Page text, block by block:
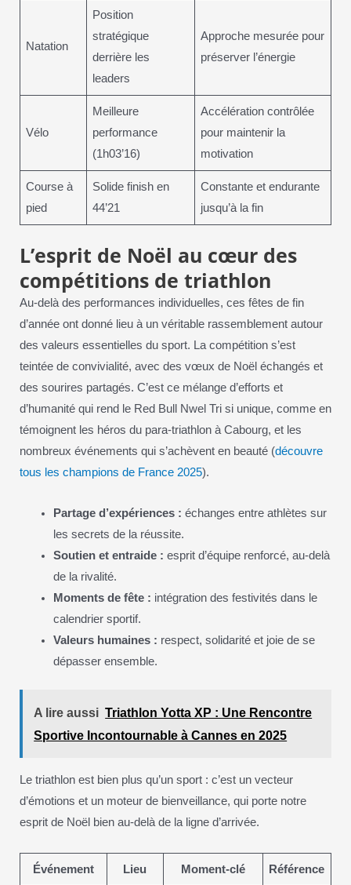
Natation
Position
stratégique
derrière les
leaders
Approche mesurée pour
préserver l’énergie
Vélo
Meilleure
performance
(1h03’16)
Accélération contrôlée
pour maintenir la
motivation
Course à
pied
Solide finish en
44’21
Constante et endurante
jusqu’à la fin
L’esprit de Noël au cœur des
compétitions de triathlon
Au-delà des performances individuelles, ces fêtes de fin
d’année ont donné lieu à un véritable rassemblement autour
des valeurs essentielles du sport. La compétition s’est
teintée de convivialité, avec des vœux de Noël échangés et
des sourires partagés. C’est ce mélange d’efforts et
d’humanité qui rend le Red Bull Nwel Tri si unique, comme en
témoignent les héros du para-triathlon à Cabourg, et les
nombreux événements qui s’achèvent en beauté (découvre
tous les champions de France 2025).
Partage d’expériences : échanges entre athlètes sur
les secrets de la réussite.
Soutien et entraide : esprit d’équipe renforcé, au-delà
de la rivalité.
Moments de fête : intégration des festivités dans le
calendrier sportif.
Valeurs humaines : respect, solidarité et joie de se
dépasser ensemble.
A lire aussi Triathlon Yotta XP : Une Rencontre
Sportive Incontournable à Cannes en 2025
Le triathlon est bien plus qu’un sport : c’est un vecteur
d’émotions et un moteur de bienveillance, qui porte notre
esprit de Noël bien au-delà de la ligne d’arrivée.
Événement Lieu Moment-clé Référence